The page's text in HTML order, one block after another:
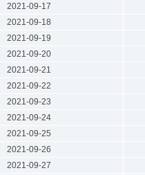
2021-09-17
2021-09-18
2021-09-19
2021-09-20
2021-09-21
2021-09-22
2021-09-23
2021-09-24
2021-09-25
2021-09-26
2021-09-27